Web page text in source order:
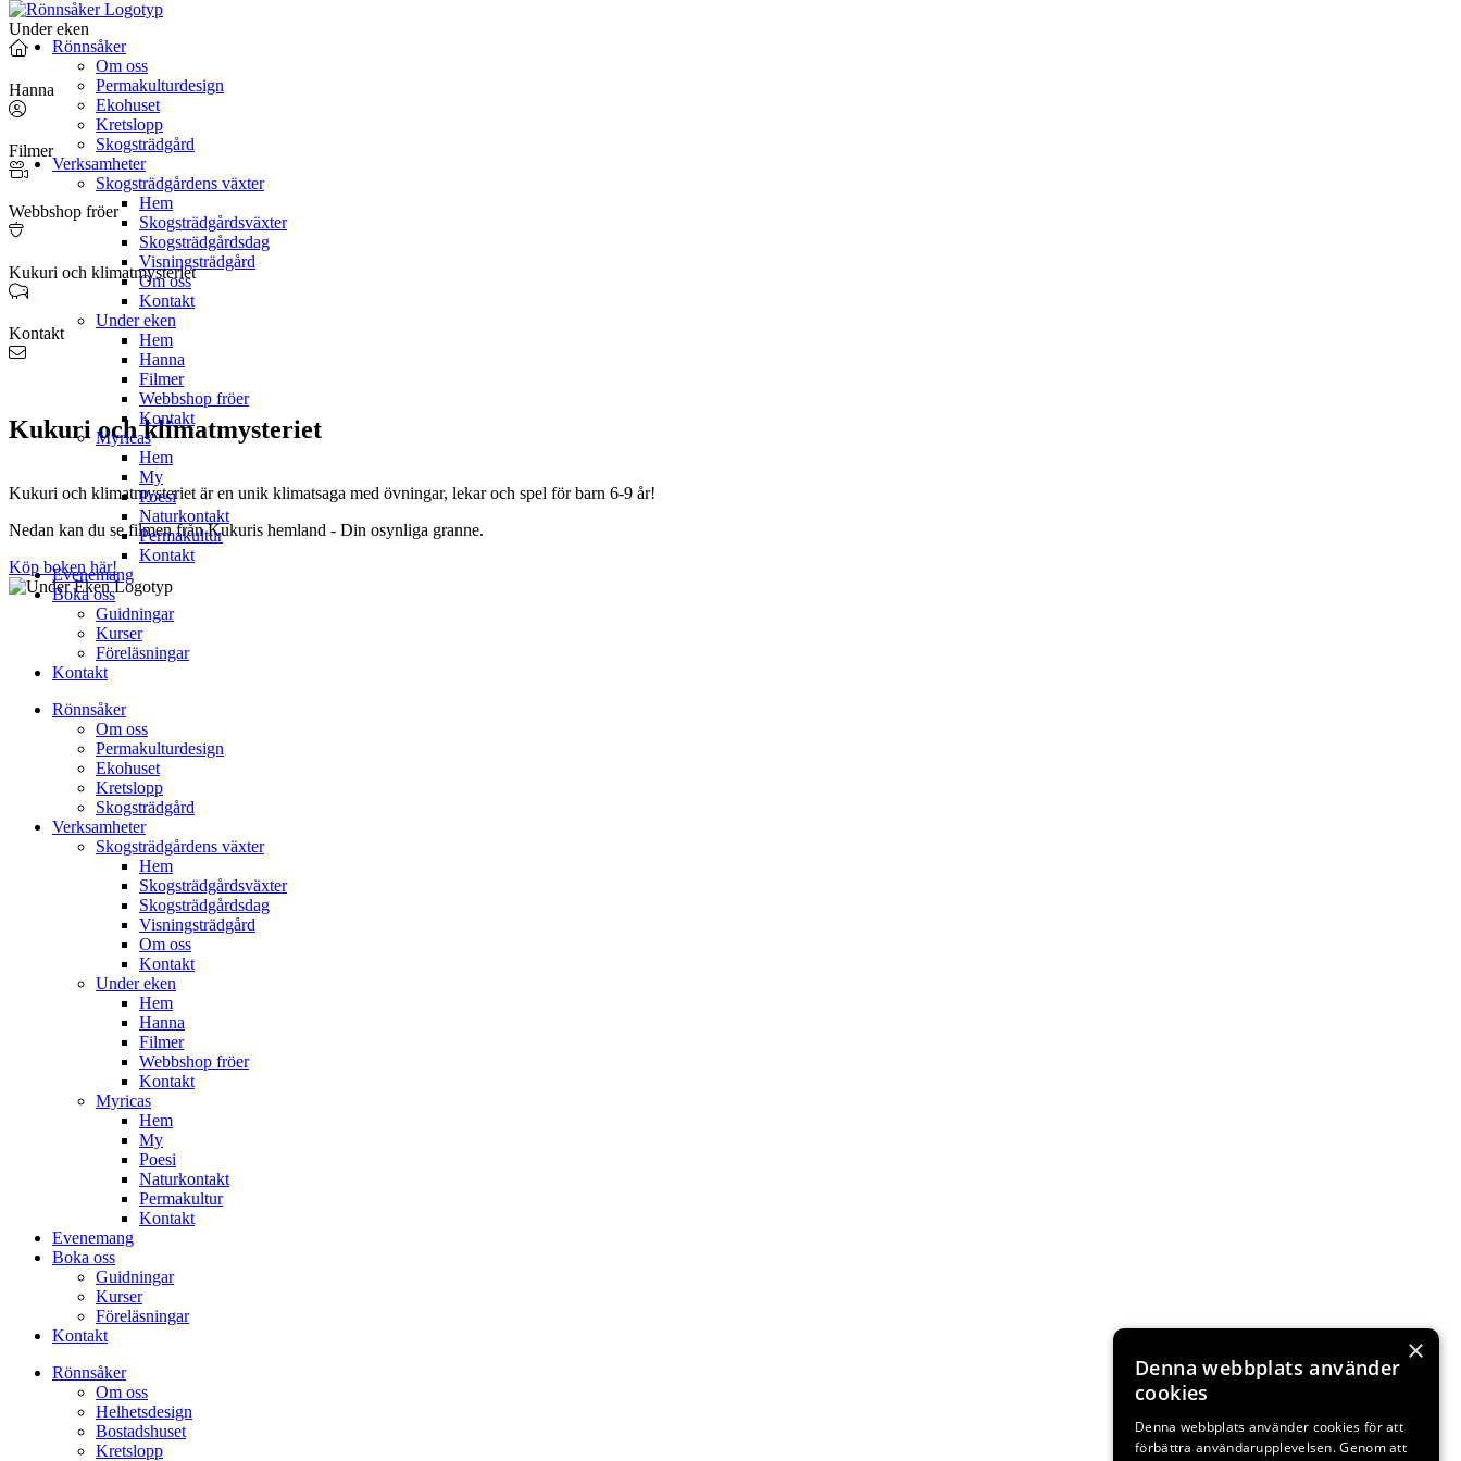
Hoppa
till
innehåll
Rönnsåker
Om oss
Permakulturdesign
Ekohuset
Kretslopp
Skogsträdgård
Verksamheter
Skogsträdgårdens växter
Hem
Skogsträdgårdsväxter
Skogsträdgårdsdag
Visningsträdgård
Om oss
Kontakt
Under eken
Hem
Hanna
Filmer
Webbshop fröer
Kontakt
Myricas
Hem
My
Poesi
Naturkontakt
Permakultur
Kontakt
Evenemang
Boka oss
Guidningar
Kurser
Föreläsningar
Kontakt
Rönnsåker
Om oss
Permakulturdesign
Ekohuset
Kretslopp
Skogsträdgård
Verksamheter
Skogsträdgårdens växter
Hem
Skogsträdgårdsväxter
Skogsträdgårdsdag
Visningsträdgård
Om oss
Kontakt
Under eken
Hem
Hanna
Filmer
Webbshop fröer
Kontakt
Myricas
Hem
My
Poesi
Naturkontakt
Permakultur
Kontakt
Evenemang
Boka oss
Guidningar
Kurser
Föreläsningar
Kontakt
Rönnsåker
Om oss
Helhetsdesign
Bostadshuset
Kretslopp
Under eken
Hanna
Filmer
Webbshop fröer
Kukuri och klimatmysteriet
Kontakt
Kukuri och klimatmysteriet
Kukuri och klimatmysteriet är en unik klimatsaga med övningar, lekar och spel för barn 6-9 år!
Nedan kan du se filmen från Kukuris hemland - Din osynliga granne.
Köp boken här!
×
Denna webbplats använder
cookies
Denna webbplats använder cookies för att
förbättra användarupplevelsen. Genom att